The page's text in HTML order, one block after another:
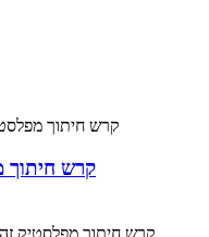
קרש חיתוך